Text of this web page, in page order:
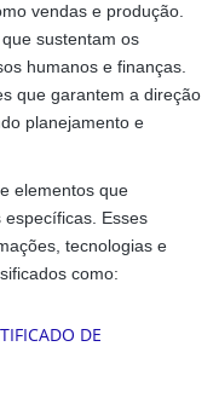
vendas e produção.
sustentam os
humanos e finanças.
que garantem a direção
planejamento e
elementos que
Esses
tecnologias e
como: